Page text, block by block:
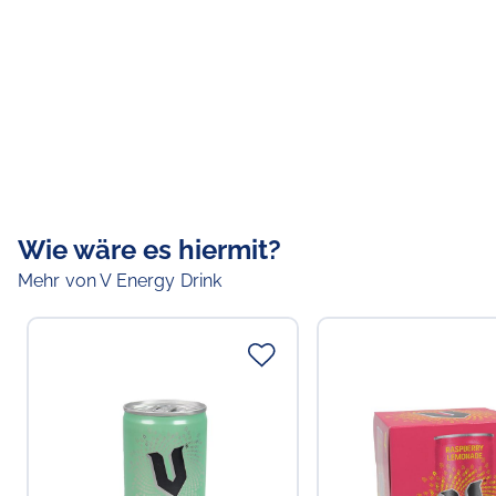
Wie wäre es hiermit?
Mehr von V Energy Drink